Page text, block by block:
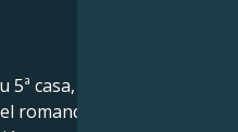
casa, Cáncer - el área
romance y la